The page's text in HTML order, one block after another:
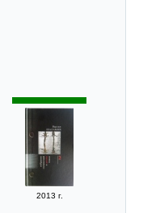
2013 г.